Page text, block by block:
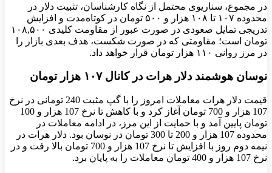
در مجموع، سناریوی محتمل از نگاه کارشناسان، تثبیت دلار در
محدوده‌ ۱۰۷ تا ۱۰۸ هزار و ۵۰۰ تومان در کوتاه‌مدت و افزایش
تدریجی تمایل صعودی در صورت عبور از مقاومت کلیدی ۱۰۸,۵۰۰
تومان است؛ مقاومتی که در صورت شکست، هدف بعدی بازار را
در مرز روانی ۱۱۰ هزار تومان قرار خواهد داد.
نوسان هوشمند دلار هرات در کانال ۱۰۷ هزار تومان
قیمت دلار هرات معاملات امروز را با گپ مثبت 240 تومانی در نرخ
107 هزار و 700 تومان آغاز کرد و با کاهش تا نرخ 107 هزار و 100
تومان پایین آمد و با حمایت از این مرز، در ادامه معاملات در
محدوده 107 هزار و 200 تا 300 تومان در نوسان بود. دلار هرات در
نیمه دوم روز با افزایش تا نرخ 107 هزار و 700 تومان بالا رفت و در
نرخ 107 هزار و 400 تومان معاملات را به پایان برد.